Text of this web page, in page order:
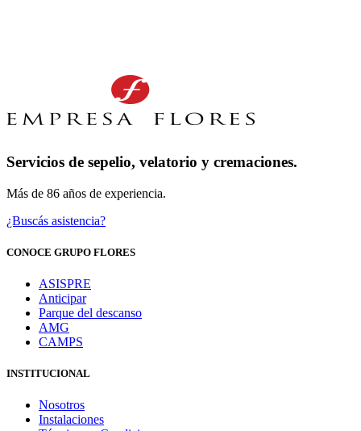
Servicios de sepelio, velatorio y cremaciones.
Más de 86 años de experiencia.
¿Buscás asistencia?
CONOCE GRUPO FLORES
ASISPRE
Anticipar
Parque del descanso
AMG
CAMPS
INSTITUCIONAL
Nosotros
Instalaciones